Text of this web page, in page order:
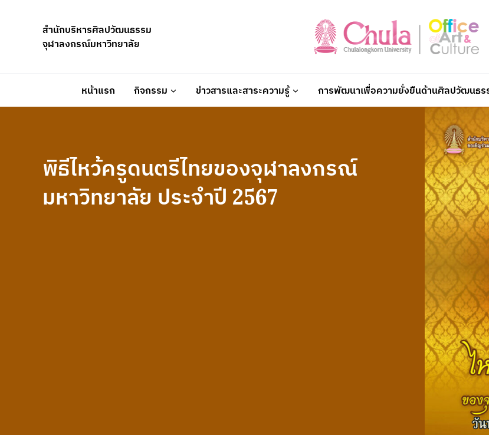
สำนักบริหารศิลปวัฒนธรรม
จุฬาลงกรณ์มหาวิทยาลัย
หน้าแรก กิจกรรม ข่าวสารและสาระความรู้ การพัฒนาเพื่อความยั่งยืนด้านศิลปวัฒนธร
พิธีไหว้ครูดนตรีไทยของจุฬาลงกรณ์
มหาวิทยาลัย ประจำปี 2567